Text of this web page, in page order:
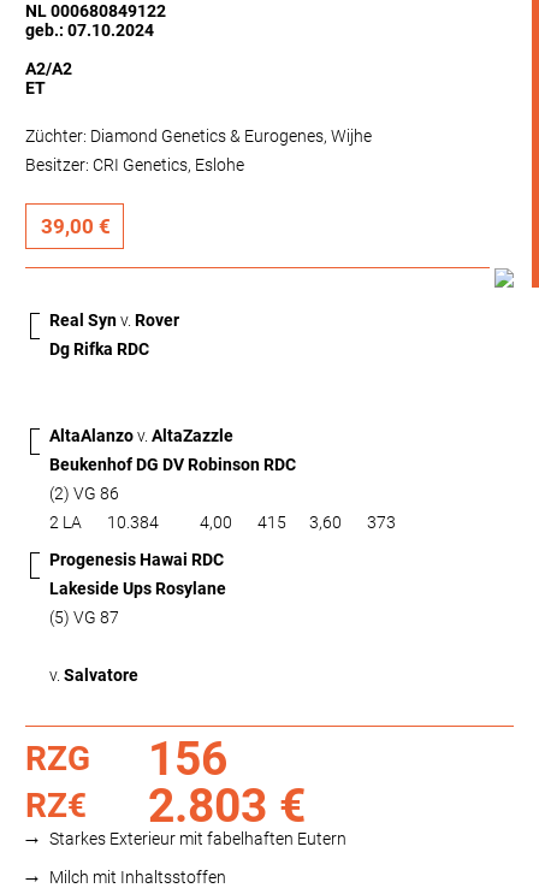
NL 000680849122
geb.: 07.10.2024
A2/A2
ET
Züchter: Diamond Genetics & Eurogenes, Wijhe
Besitzer: CRI Genetics, Eslohe
39,00 €
Real Synv. Rover
Dg Rifka RDC
AltaAlanzov. AltaZazzle
Beukenhof DG DV Robinson RDC
(2) VG 86
2 LA
10.384 4,00 415 3,60
373
Progenesis Hawai RDC
Lakeside Ups Rosylane
(5) VG 87
v. Salvatore
RZG 156
RZ€ 2.803 €
Starkes Exterieur mit fabelhaften Eutern
Milch mit Inhaltsstoffen